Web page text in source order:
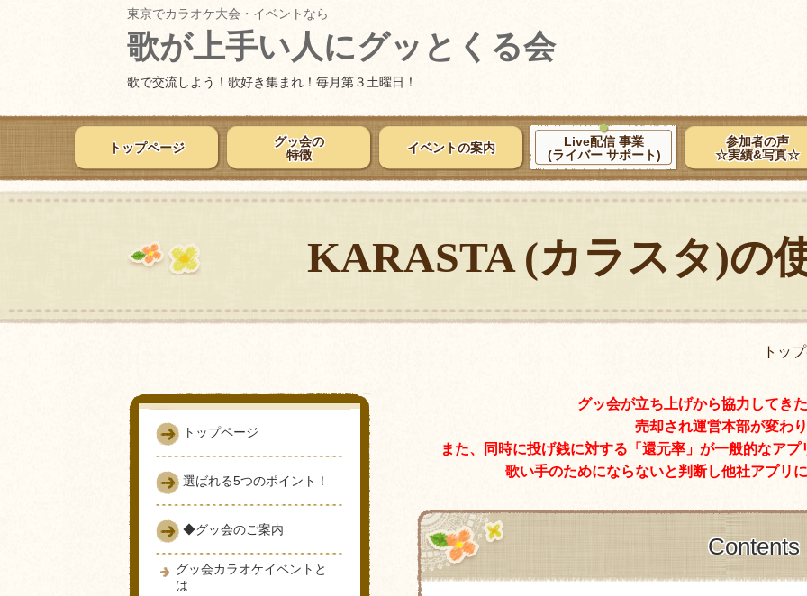
東京でカラオケ大会・イベントなら
歌が上手い人にグッとくる会
歌で交流しよう！歌好き集まれ！毎月第３土曜日！
トップページ
グッ会の
特徴
イベントの案内
Live配信 事業
(ライバー サポート)
参加者の声
☆実績&写真☆
KARASTA (カラスタ)の
トッ
グッ会が立ち上げから協力してきた
売却され運営本部が変わ
また、同時に投げ銭に対する「還元率」が一般的なア
歌い手のためにならないと判断し他社アプリ
Contents
トップページ
選ばれる5つのポイント！
◆グッ会のご案内
グッ会カラオケイベントと
は